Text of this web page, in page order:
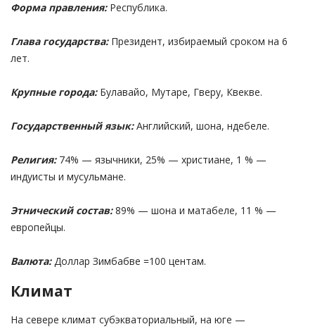
Форма правления:Республика.
Глава государства:Президент, избираемый сроком на 6
лет.
Крупные города: Булавайо, Мутаре, Гверу, Квекве.
Государственный язык: Английский, шона, ндебеле.
Религия:74% — язычники, 25% — христиане, 1 % —
индуисты и мусульмане.
Этнический состав:89% — шона и матабеле, 11 % —
европейцы.
Валюта:Доллар Зимбабве =100 центам.
Климат
На севере климат субэкваториальный, на юге —